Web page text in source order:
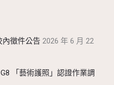
內徵件公告 2026 年 6 月 22
「藝術護照」認證作業調